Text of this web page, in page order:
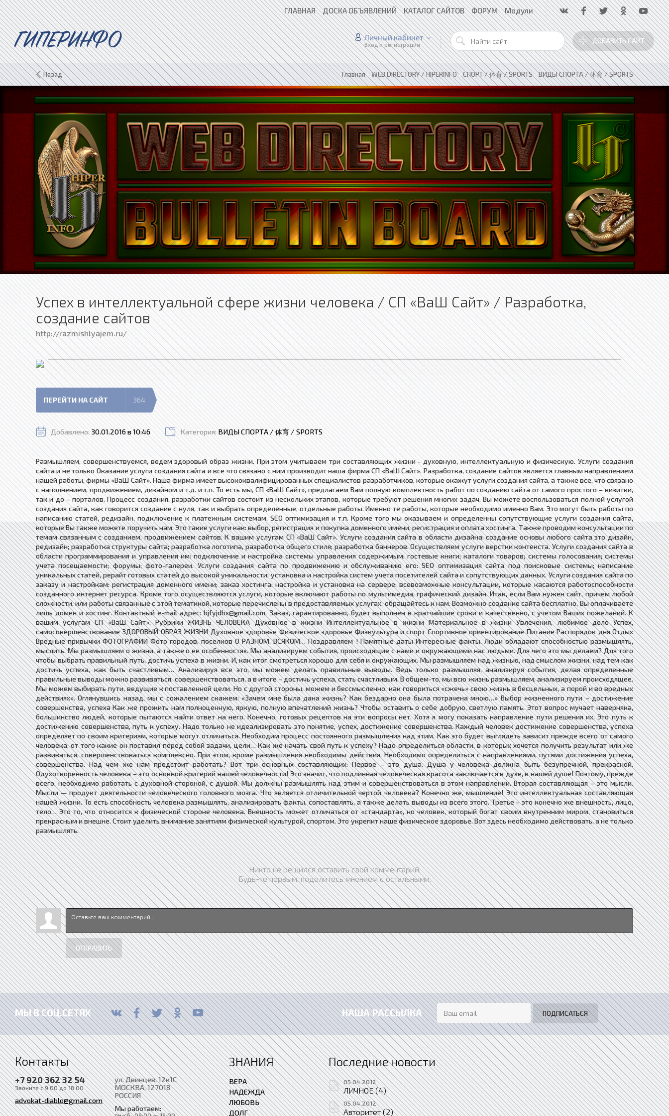
ГЛАВНАЯ ДОСКА ОБЪЯВЛЕНИЙ КАТАЛОГ САЙТОВ ФОРУМ Модули
ГИПЕРИНФО ДОБАВИТЬ САЙТ
Личный кабинет
Вход и регистрация
Назад Главная»WEB DIRECTORY / HIPERINFO»СПОРТ / 体育 / SPORTS»ВИДЫ СПОРТА / 体育 / SPORTS
Успех в интеллектуальной сфере жизни человека / СП «ВаШ Сайт» / Разработка,
создание сайтов
http://razmishlyajem.ru/
ПЕРЕЙТИ НА САЙТ 364
Добавлено:30.01.2016 в 10:46 Категория:ВИДЫ СПОРТА / 体育 / SPORTS
Размышляем, совершенствуемся, ведем здоровый образ жизни. При этом учитываем три составляющих жизни - духовную, интеллектуальную и физическую. ​Услуги создания
сайта и не только Оказание услуги создания сайта и все что связано с ним производит наша фирма СП «ВаШ Сайт». Разработка, создание сайтов является главным направлением
нашей работы, фирмы «ВаШ Сайт». Наша фирма имеет высококвалифицированных специалистов разработчиков, которые окажут услуги создания сайта, а также все, что связано
с наполнением, продвижением, дизайном и т.д. и т.п. То есть мы, СП «ВаШ Сайт», предлагаем Вам полную комплектность работ по созданию сайта от самого простого – визитки,
так и до – порталов. Процесс создания, разработки сайтов состоит из нескольких этапов, которые требуют решения многих задач. Вы можете воспользоваться полной услугой
создания сайта, как говорится создание с нуля, так и выбрать определенные, отдельные работы. Именно те работы, которые необходимо именно Вам. Это могут быть работы по
написанию статей, редизайн, подключение к платежным системам, SEO оптимизация и т.п. Кроме того мы оказываем и определенны сопутствующие услуги создания сайта,
которые Вы также можете поручить нам. Это такие услуги как: выбор, регистрация и покупка доменного имени, регистрация и оплата хостинга. Также проводим консультации по
темам связанным с созданием, продвижением сайтов. К вашим услугам СП «ВаШ Сайт». Услуги создания сайта в области дизайна: создание основы любого сайта это дизайн,
редизайн; разработка структуры сайта; разработка логотипа, разработка общего стиля; разработка баннеров. Осуществляем услуги верстки контекста. Услуги создания сайта в
области программирования и управления им: подключение и настройка системы управления содержимым; гостевые книги; каталоги товаров; системы голосования; системы
учета посещаемости; форумы; фото-галереи. Услуги создания сайта по продвижению и обслуживанию его: SEO оптимизация сайта под поисковые системы; написание
уникальных статей, рерайт готовых статей до высокой уникальности; установка и настройка систем учета посетителей сайта и сопутствующих данных. Услуги создания сайта по
заказу и настройкам: регистрация доменного имени; заказ хостинга; настройка и установка на сервере; всевозможные консультации, которые касаются работоспособности
созданного интернет ресурса. Кроме того осуществляются услуги, которые включают работы по мультимедиа, графический дизайн. Итак, если Вам нужен сайт, причем любой
сложности, или работы связанные с этой тематикой, которые перечислены в предоставляемых услугах, обращайтесь к нам. Возможно создание сайта бесплатно, Вы оплачиваете
лишь домен и хостинг. Контактный e-mail адрес: bjfyjdbx@gmail.com. Заказ, гарантированно, будет выполнен в кратчайшие сроки и качественно, с учетом Ваших пожеланий. К
вашим услугам СП «ВаШ Сайт». Рубрики ЖИЗНЬ ЧЕЛОВЕКА Духовное в жизни Интеллектуальное в жизни Материальное в жизни Увлечения, любимое дело Успех,
самосовершенствование ЗДОРОВЫЙ ОБРАЗ ЖИЗНИ Духовное здоровье Физическое здоровье Физкультура и спорт Спортивное ориентирование Питание Распорядок дня Отдых
Вредные привычки ФОТОГРАФИИ Фото городов, поселков О РАЗНОМ, ВСЯКОМ… Поздравляем ! Памятные даты Интересные факты. Люди обладают способностью размышлять,
мыслить. Мы размышляем о жизни, а также о ее особенностях. Мы анализируем события, происходящие с нами и окружающими нас людьми. Для чего это мы делаем? Для того
чтобы выбрать правильный путь, достичь успеха в жизни. И, как итог смотреться хорошо для себя и окружающих. Мы размышляем над жизнью, над смыслом жизни, над тем как
достичь успеха, как быть счастливым… Анализируя все это, мы можем делать правильные выводы. Ведь только размышляя, анализируя события, делая определенные
правильные выводы можно развиваться, совершенствоваться, а в итоге – достичь успеха, стать счастливым. В общем-то, мы всю жизнь размышляем, анализируем происходящее.
Мы можем выбирать пути, ведущие к поставленной цели. Но с другой стороны, можем и бессмысленно, как говориться «сжечь» свою жизнь в бесцельных, а порой и во вредных
действиях». Оглянувшись назад, мы с сожалением скажем: «Зачем мне была дана жизнь? Как бездарно она была потрачена мною…» Выбор жизненного пути – достижение
совершенства, успеха Как же прожить нам полноценную, яркую, полную впечатлений жизнь? Чтобы оставить о себе добрую, светлую память. Этот вопрос мучает наверняка,
большинство людей, которые пытаются найти ответ на него. Конечно, готовых рецептов на эти вопросы нет. Хотя я могу показать направление пути решения их. Это путь к
достижению совершенства, путь к успеху. Надо только не идеализировать это понятие, успех, достижение совершенства. Каждый человек достижение совершенства, успеха
определяет по своим критериям, которые могут отличаться. Необходим процесс постоянного размышления над этим. Как это будет выглядеть зависит прежде всего от самого
человека, от того какие он поставил перед собой задачи, цели… Как же начать свой путь к успеху? Надо определиться области, в которых хочется получить результат или же
развиваться, совершенствоваться комплексно. При этом, кроме размышления необходимы действия. Необходимо определиться с направлениями, путями достижения успеха,
совершенства. Над чем же нам предстоит работать? Вот три основных составляющих: Первое – это душа. Душа у человека должна быть безупречной, прекрасной.
Одухотворенность человека – это основной критерий нашей человечности! Это значит, что подлинная человеческая красота заключается в духе, в нашей душе! Поэтому, прежде
всего, необходимо работать с духовной стороной, с душой. Мы должны размышлять над этим и совершенствоваться в этом направлении. Вторая составляющая – это мысли.
Мысли — продукт деятельности человеческого головного мозга. Что является отличительной чертой человека? Конечно же, мышление! Это интеллектуальная составляющая
нашей жизни. То есть способность человека размышлять, анализировать факты, сопоставлять, а также делать выводы из всего этого. Третье – это конечно же внешность, лицо,
тело… Это то, что относится к физической стороне человека. Внешность может отличаться от «стандарта», но человек, который богат своим внутренним миром, становиться
прекрасным и внешне. Стоит уделить внимание занятиям физической культурой, спортом. Это укрепит наше физическое здоровье. Вот здесь необходимо действовать, а не только
размышлять.
Никто не решился оставить свой комментарий.
Будь-те первым, поделитесь мнением с остальными.
ОТПРАВИТЬ
МЫ В СОЦ.СЕТЯХ НАША РАССЫЛКА
Контакты
+7 920 362 32 54
Звоните с 9:00 до 18:00
advokat-diablo@gmail.com
ул. Двинцев, 12к1С
МОСКВА, 127018
РОССИЯ
Мы работаем:
ЗНАНИЯ
ВЕРА
НАДЕЖДА
ЛЮБОВЬ
ДОЛГ
Последние новости
05.04.2012
ЛИЧНОЕ (4)
05.04.2012
Авторитет (2)